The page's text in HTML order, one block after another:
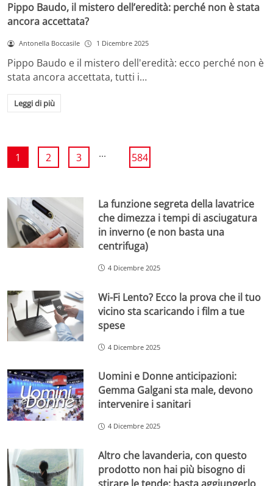
Pippo Baudo, il mistero dell’eredità: perché non è stata
ancora accettata?
Antonella Boccasile 1 Dicembre 2025
Pippo Baudo e il mistero dell'eredità: ecco perché non è
stata ancora accettata, tutti i…
Leggi di più
1 2 3 ... 584
La funzione segreta della lavatrice
che dimezza i tempi di asciugatura
in inverno (e non basta una
centrifuga)
4 Dicembre 2025
Wi-Fi Lento? Ecco la prova che il tuo
vicino sta scaricando i film a tue
spese
4 Dicembre 2025
Uomini e Donne anticipazioni:
Gemma Galgani sta male, devono
intervenire i sanitari
4 Dicembre 2025
Altro che lavanderia, con questo
prodotto non hai più bisogno di